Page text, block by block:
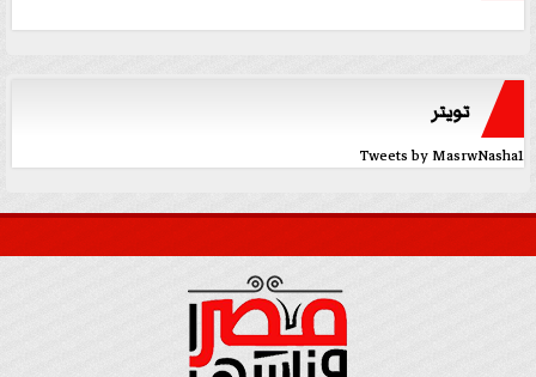
تويتر
Tweets by MasrwNasha1